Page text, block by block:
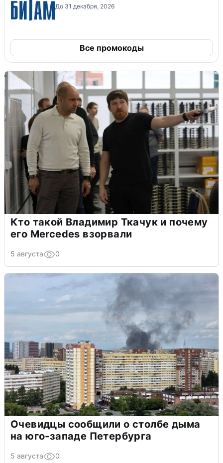
До 31 декабря, 2026
Все промокоды
Кто такой Владимир Ткачук и почему
его Mercedes взорвали
5 августа 0
Очевидцы сообщили о столбе дыма
на юго-западе Петербурга
5 августа 0